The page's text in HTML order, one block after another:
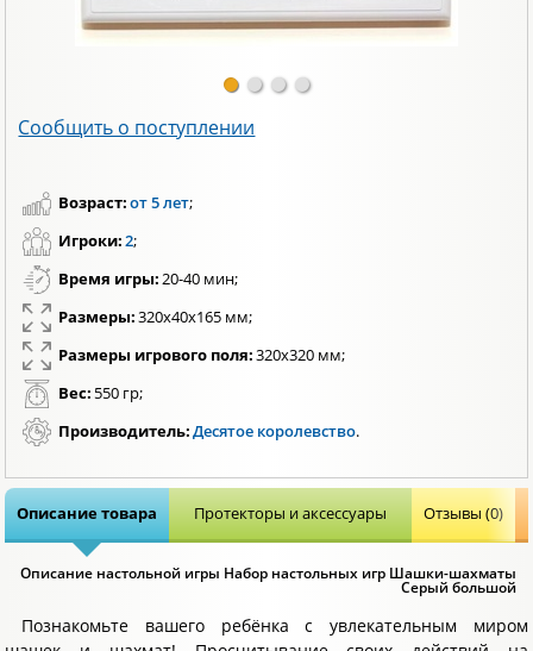
Сообщить о поступлении
Возраст:от 5 лет;
Игроки:2;
Время игры:20-40 мин;
Размеры:320х40х165 мм;
Размеры игрового поля:320х320 мм;
Вес: 550 гр;
Производитель:Десятое королевство.
Описание товара Протекторы и аксессуары Отзывы (0)
Описание настольной игры Набор настольных игр Шашки-шахматы
Серый большой
Познакомьте вашего ребёнка с увлекательным миром